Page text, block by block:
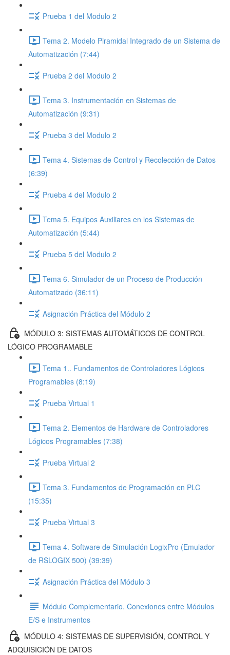
Prueba 1 del Modulo 2
Tema 2. Modelo Piramidal Integrado de un Sistema de
Automatización (7:44)
Prueba 2 del Modulo 2
Tema 3. Instrumentación en Sistemas de
Automatización (9:31)
Prueba 3 del Modulo 2
Tema 4. Sistemas de Control y Recolección de Datos
(6:39)
Prueba 4 del Modulo 2
Tema 5. Equipos Auxiliares en los Sistemas de
Automatización (5:44)
Prueba 5 del Modulo 2
Tema 6. Simulador de un Proceso de Producción
Automatizado (36:11)
Asignación Práctica del Módulo 2
MÓDULO 3: SISTEMAS AUTOMÁTICOS DE CONTROL
LÓGICO PROGRAMABLE
Tema 1.. Fundamentos de Controladores Lógicos
Programables (8:19)
Prueba Virtual 1
Tema 2. Elementos de Hardware de Controladores
Lógicos Programables (7:38)
Prueba Virtual 2
Tema 3. Fundamentos de Programación en PLC
(15:35)
Prueba Virtual 3
Tema 4. Software de Simulación LogixPro (Emulador
de RSLOGIX 500) (39:39)
Asignación Práctica del Módulo 3
Módulo Complementario. Conexiones entre Módulos
E/S e Instrumentos
MÓDULO 4: SISTEMAS DE SUPERVISIÓN, CONTROL Y
ADQUISICIÓN DE DATOS